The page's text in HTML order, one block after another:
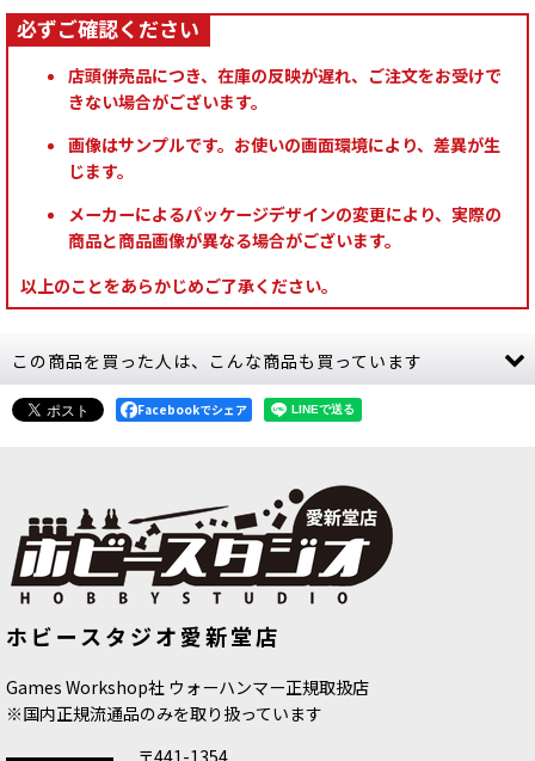
店頭併売品につき、在庫の反映が遅れ、ご注文をお受けで
きない場合がございます。
画像はサンプルです。お使いの画面環境により、差異が生
じます。
メーカーによるパッケージデザインの変更により、実際の
商品と商品画像が異なる場合がございます。
以上のことをあらかじめご了承ください。
この商品を買った人は、こんな商品も買っています
ヴ・ヴォータン[73-692]
ンタルブルー
Facebookでシェア
ホビースタジオ愛新堂店
Games Workshop社 ウォーハンマー正規取扱店
※国内正規流通品のみを取り扱っています